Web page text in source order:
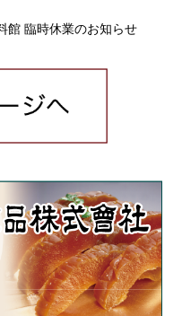
館 臨時休業のお知らせ